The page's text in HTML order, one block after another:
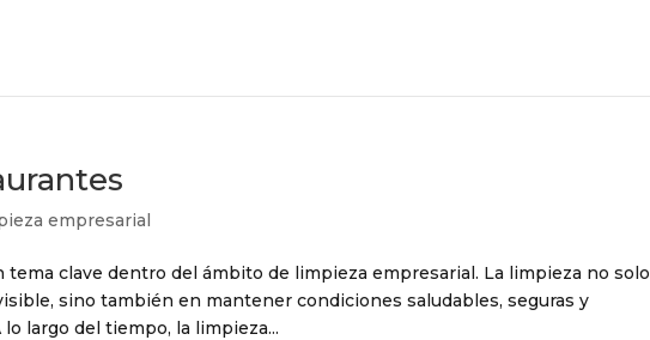
empresarial
clave dentro del ámbito de limpieza empresarial. La limpieza no solo
sino también en mantener condiciones saludables, seguras y
largo del tiempo, la limpieza...